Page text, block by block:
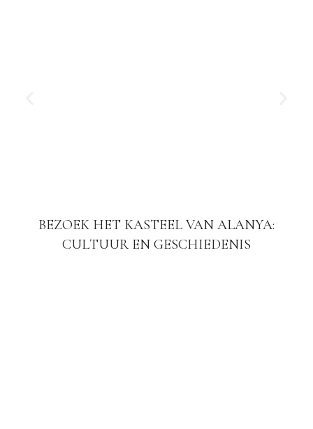
BEZOEK HET KASTEEL VAN ALANYA:
CULTUUR EN GESCHIEDENIS